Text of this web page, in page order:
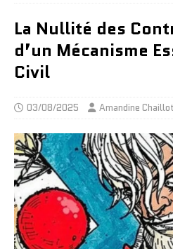
La Nullité des
d’un Mécanisme
Civil
03/08/2025 Amandine Chaillot